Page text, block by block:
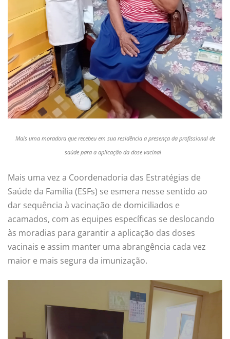
Mais uma moradora que recebeu em sua residência a presença da profissional de
saúde para a aplicação da dose vacinal
Mais uma vez a Coordenadoria das Estratégias de
Saúde da Família (ESFs) se esmera nesse sentido ao
dar sequência à vacinação de domiciliados e
acamados, com as equipes específicas se deslocando
às moradias para garantir a aplicação das doses
vacinais e assim manter uma abrangência cada vez
maior e mais segura da imunização.